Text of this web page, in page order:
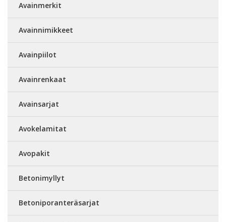
Avainmerkit
Avainnimikkeet
Avainpiilot
Avainrenkaat
Avainsarjat
Avokelamitat
Avopakit
Betonimyllyt
Betoniporanteräsarjat